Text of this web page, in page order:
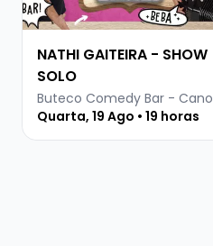
NATHI GAITEIRA - SHOW
SOLO
Quarta, 19 Ago • 19 horas